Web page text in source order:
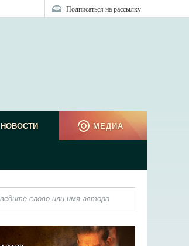
Подписаться на рассылку
НОВОСТИ МЕДИА